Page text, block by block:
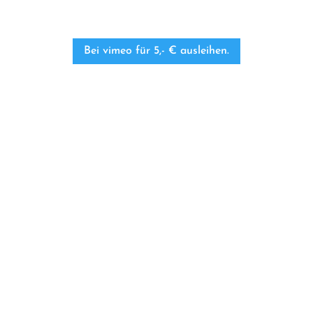
Bei vimeo für 5,- € ausleihen.